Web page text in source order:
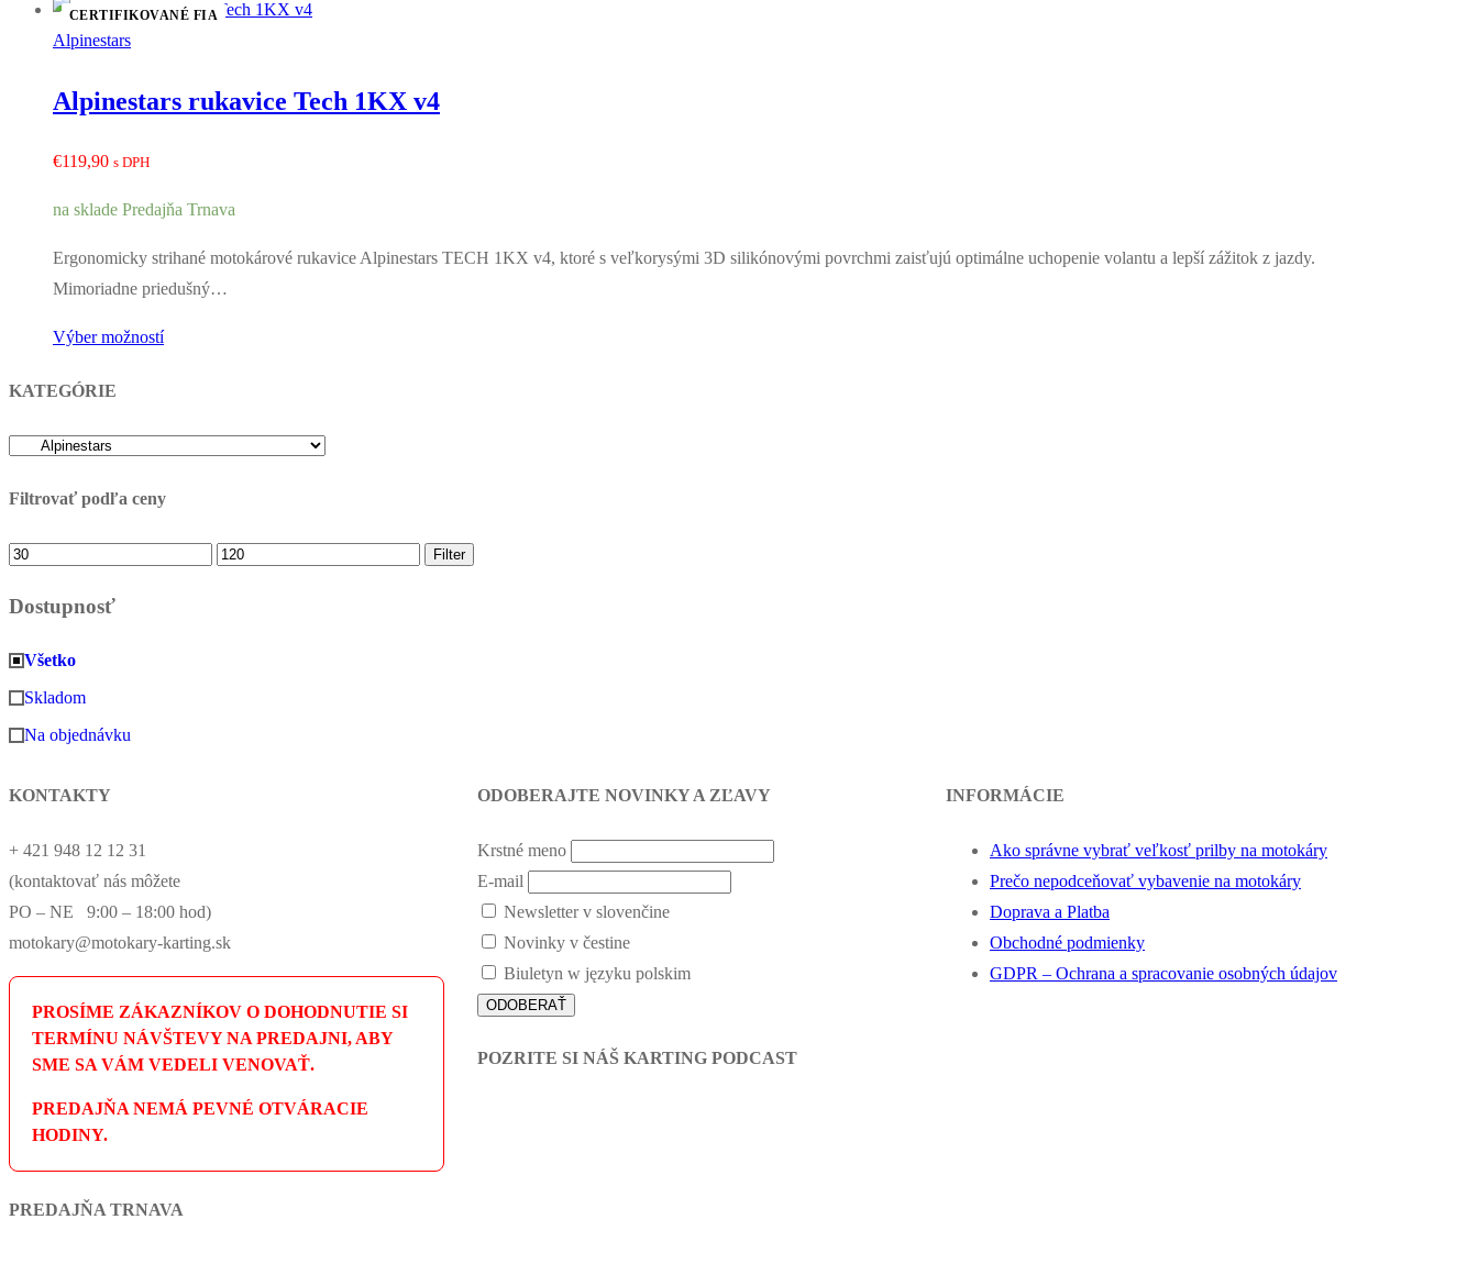
Alpinestars
CERTIFIKOVANÉ FIA
Alpinestars rukavice Tech 1KX v4
€119,90 s DPH
na sklade Predajňa Trnava
Ergonomicky strihané motokárové rukavice Alpinestars TECH 1KX v4, ktoré s veľkorysými 3D silikónovými povrchmi zaisťujú optimálne uchopenie volantu a lepší zážitok z jazdy.
Mimoriadne priedušný…
Výber možností
KATEGÓRIE
Filtrovať podľa ceny
Minimálna
Maximálna
Filter
Dostupnosť
Všetko
Skladom
Na objednávku
KONTAKTY
+ 421 948 12 12 31
(kontaktovať nás môžete
PO – NE 9:00 – 18:00 hod)
motokary@motokary-karting.sk
PROSÍME ZÁKAZNÍKOV O DOHODNUTIE SI
TERMÍNU NÁVŠTEVY NA PREDAJNI, ABY
SME SA VÁM VEDELI VENOVAŤ.
PREDAJŇA NEMÁ PEVNÉ OTVÁRACIE
HODINY.
PREDAJŇA TRNAVA
ODOBERAJTE NOVINKY A ZĽAVY
Krstné meno
E-mail
Newsletter v slovenčine
Novinky v čestine
Biuletyn w języku polskim
POZRITE SI NÁŠ KARTING PODCAST
INFORMÁCIE
Ako správne vybrať veľkosť prilby na motokáry
Prečo nepodceňovať vybavenie na motokáry
Doprava a Platba
Obchodné podmienky
GDPR – Ochrana a spracovanie osobných údajov